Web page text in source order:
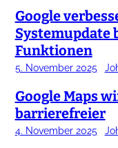
Google
Systemupdate
Funktionen
5. November 2025
Google Maps
barrierefreier
4. November 2025